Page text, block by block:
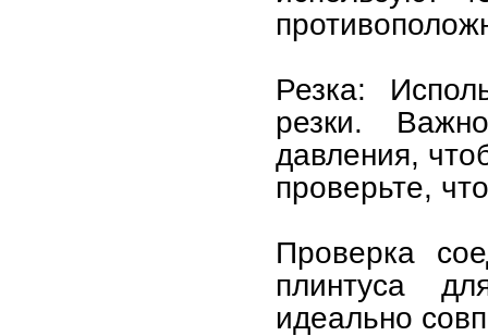
Резка:
резки.
давления,
проверьте,
Проверка
плинтуса
идеально